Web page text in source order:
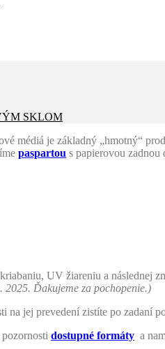
SKLOM
médiá je základný „hmotný“
paspartou s papierovou zadnou
UV žiareniu a následnej
Ďakujeme za pochopenie.)
na jej prevedení zistíte po zadaní
dostupné formáty a